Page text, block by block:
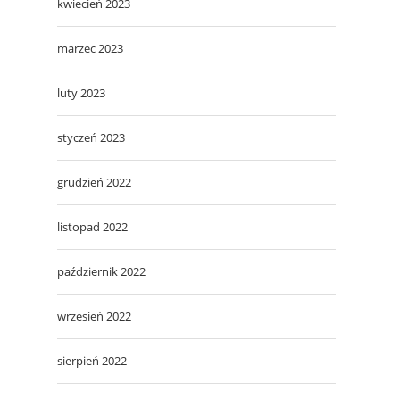
kwiecień 2023
marzec 2023
luty 2023
styczeń 2023
grudzień 2022
listopad 2022
październik 2022
wrzesień 2022
sierpień 2022